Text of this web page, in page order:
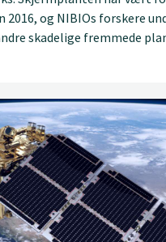
2016, og NIBIOs forskere
skadelige fremmede